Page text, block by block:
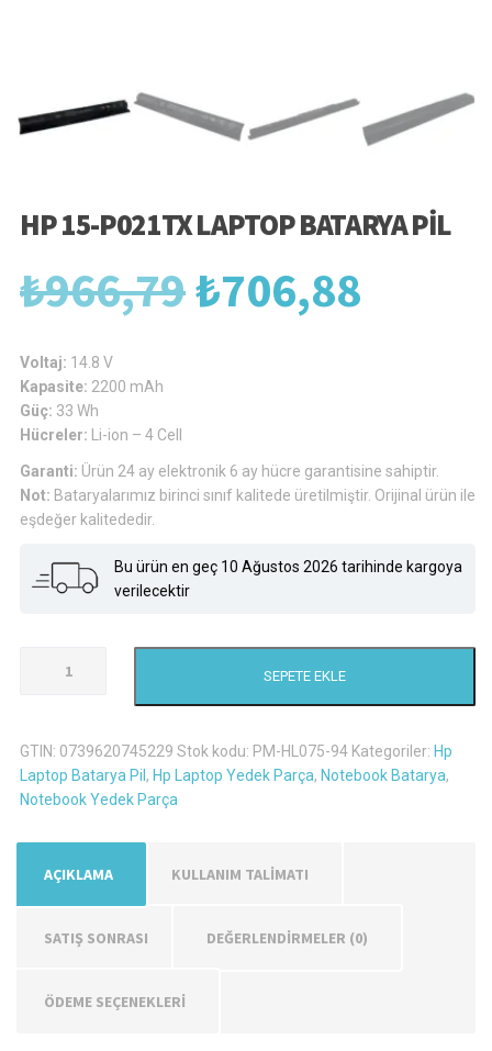
HP 15-P021TX LAPTOP BATARYA PIL
₺966,79Orijinal
₺706,88
Voltaj: 14.8 V
Kapasite: 2200 mAh
Güç: 33 Wh
Hücreler:
Li-ion – 4 Cell
Garanti: Ürün 24 ay elektronik 6 ay hücre garantisine sahiptir.
Not: Bataryalarımız birinci sınıf kalitede üretilmiştir. Orijinal ürün ile
eşdeğer kalitededir.
Bu ürün en geç 10 Ağustos 2026 tarihinde kargoya
verilecektir
Batarya
Pil
adet
SEPETE EKLE
GTIN: 0739620745229 Stok kodu: PM-HL075-94 Kategoriler: Hp
Laptop Batarya Pil , Hp Laptop Yedek Parça, Notebook Batarya,
Notebook Yedek Parça
AÇIKLAMA KULLANIM TALİMATI
SATIŞ SONRASI DEĞERLENDIRMELER (0)
ÖDEME SEÇENEKLERİ